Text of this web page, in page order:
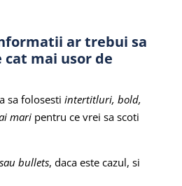
ar trebui sa
mai usor de
sa folosesti intertitluri, bold,
mari pentru ce vrei sa scoti
bullets, daca este cazul, si